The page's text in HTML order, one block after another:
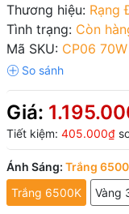
Thương hiệu: Rạng
Tình trạng: Còn
Mã SKU: CP06 70W
Giá:
Tiết kiệm: 405.000₫
Ánh Sáng: Trắng
Trắng 6500K
Vàng